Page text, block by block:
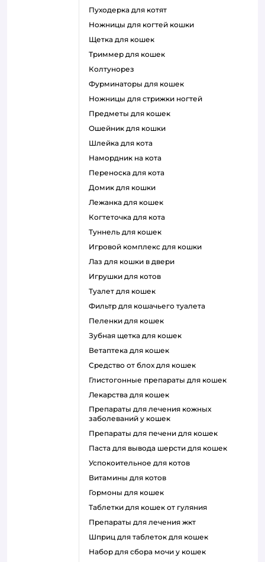
пуходерка для котят
ножницы для когтей кошки
щетка для кошек
триммер для кошек
колтунорез
фурминаторы для кошек
ножницы для стрижки ногтей
предметы для кошек
ошейник для кошки
шлейка для кота
намордник на кота
переноска для кота
домик для кошки
лежанка для кошек
когтеточка для кота
туннель для кошек
игровой комплекс для кошки
лаз для кошки в двери
игрушки для котов
туалет для кошек
фильтр для кошачьего туалета
пеленки для кошек
зубная щетка для кошек
ветаптека для кошек
средство от блох для кошек
глистогонные препараты для кошек
лекарства для кошек
препараты для лечения кожных
заболеваний у кошек
препараты для печени для кошек
паста для вывода шерсти для кошек
успокоительное для котов
витамины для котов
гормоны для кошек
таблетки для кошек от гуляния
препараты для лечения жкт
шприц для таблеток для кошек
набор для сбора мочи у кошек